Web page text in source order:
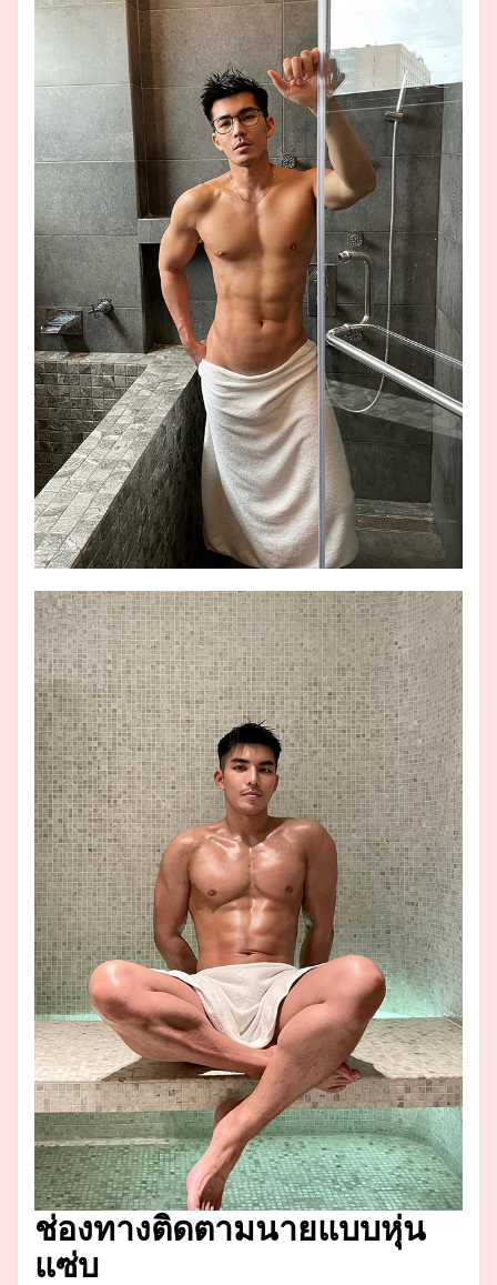
ช่องทางติดตามนายแบบหุ่น
แซ่บ